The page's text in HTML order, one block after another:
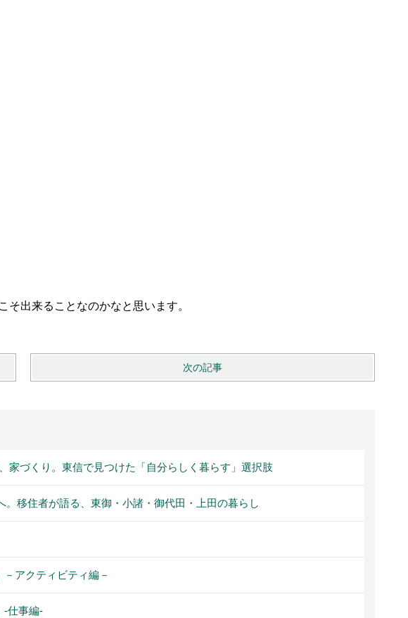
出来ることなのかなと思います。
次の記事
家づくり。東信で見つけた「自分らしく暮らす」選択肢
。移住者が語る、東御・小諸・御代田・上田の暮らし
アクティビティ編－
-仕事編-